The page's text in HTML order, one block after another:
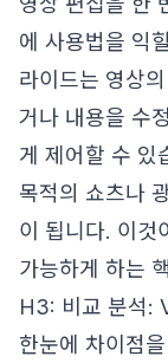
에 사용법을 익
라이드는 영상
거나 내용을 수
게 제어할 수 있
목적의 쇼츠나
이 됩니다. 이것
가능하게 하는
H3: 비교 분석:
한눈에 차이점